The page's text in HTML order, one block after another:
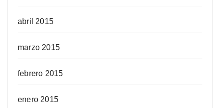
abril 2015
marzo 2015
febrero 2015
enero 2015